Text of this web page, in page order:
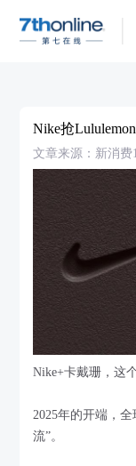
Nike抢
文章来源：新消费
Nike+卡戴珊，这
2025年的开端，
流”。